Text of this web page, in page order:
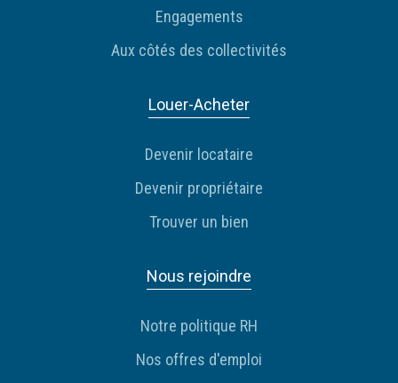
Engagements
Aux côtés des collectivités
Louer-Acheter
Devenir locataire
Devenir propriétaire
Trouver un bien
Nous rejoindre
Notre politique RH
Nos offres d'emploi